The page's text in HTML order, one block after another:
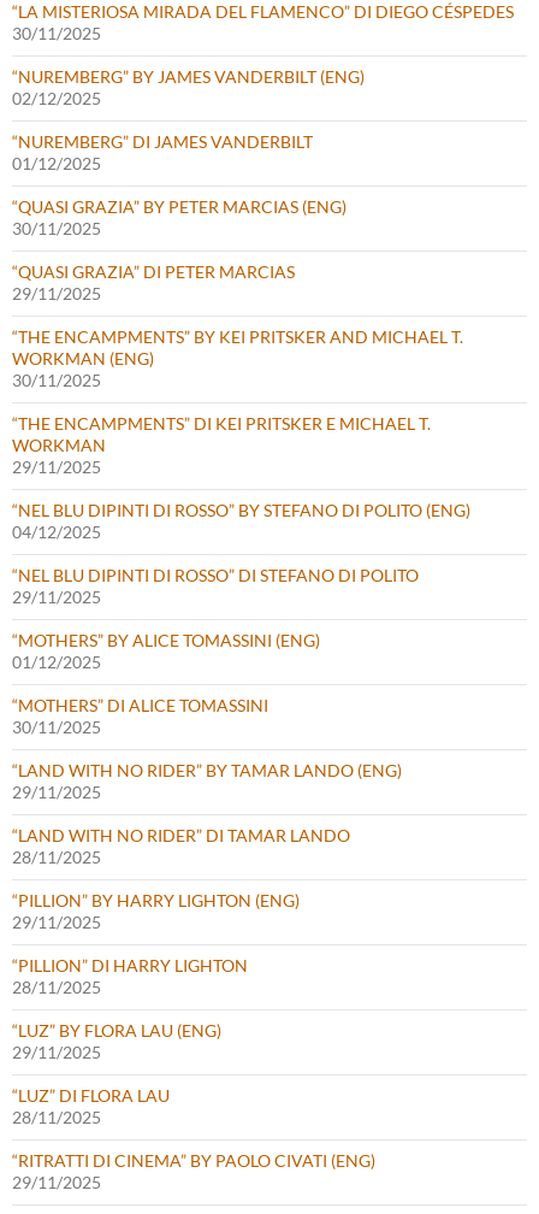
“LA MISTERIOSA MIRADA DEL FLAMENCO” DI DIEGO CÉSPEDES
30/11/2025
“NUREMBERG” BY JAMES VANDERBILT (ENG)
02/12/2025
“NUREMBERG” DI JAMES VANDERBILT
01/12/2025
“QUASI GRAZIA” BY PETER MARCIAS (ENG)
30/11/2025
“QUASI GRAZIA” DI PETER MARCIAS
29/11/2025
“THE ENCAMPMENTS” BY KEI PRITSKER AND MICHAEL T.
WORKMAN (ENG)
30/11/2025
“THE ENCAMPMENTS” DI KEI PRITSKER E MICHAEL T.
WORKMAN
29/11/2025
“NEL BLU DIPINTI DI ROSSO” BY STEFANO DI POLITO (ENG)
04/12/2025
“NEL BLU DIPINTI DI ROSSO” DI STEFANO DI POLITO
29/11/2025
“MOTHERS” BY ALICE TOMASSINI (ENG)
01/12/2025
“MOTHERS” DI ALICE TOMASSINI
30/11/2025
“LAND WITH NO RIDER” BY TAMAR LANDO (ENG)
29/11/2025
“LAND WITH NO RIDER” DI TAMAR LANDO
28/11/2025
“PILLION” BY HARRY LIGHTON (ENG)
29/11/2025
“PILLION” DI HARRY LIGHTON
28/11/2025
“LUZ” BY FLORA LAU (ENG)
29/11/2025
“LUZ” DI FLORA LAU
28/11/2025
“RITRATTI DI CINEMA” BY PAOLO CIVATI (ENG)
29/11/2025